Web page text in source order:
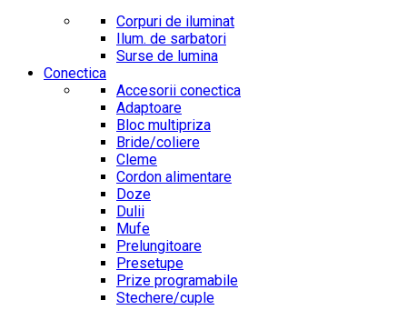
Corpuri de iluminat
Ilum. de sarbatori
Surse de lumina
Conectica
Accesorii conectica
Adaptoare
Bloc multipriza
Bride/coliere
Cleme
Cordon alimentare
Doze
Dulii
Mufe
Prelungitoare
Presetupe
Prize programabile
Stechere/cuple